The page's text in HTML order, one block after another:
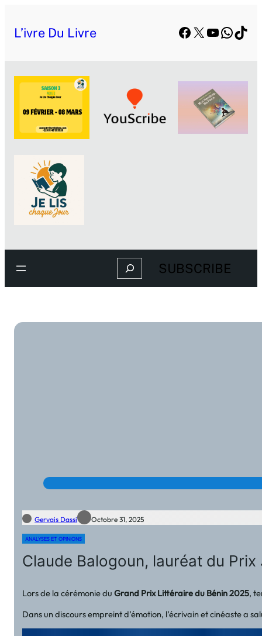
L’ivre Du Livre Facebook
X YouTube
Search SUBSCRIBE
Gervais Dassi Octobre 31, 2025
ANALYSES ET OPINIONS
Claude Balogoun, lauréat du
Lors de la cérémonie duGrand Prix Littéraire du Bénin 2025,
Dans un discours empreint d’émotion, l’écrivain et cinéaste a